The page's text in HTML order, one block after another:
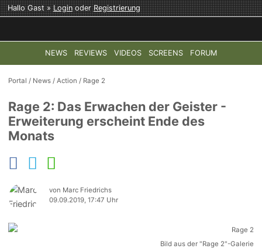
Hallo Gast »LoginoderRegistrierung
NEWS REVIEWS VIDEOS SCREENS FORUM
TOP-THEMEN: COD: MODERN WARFARE 4 HALO:
Portal / News /Action / Rage 2
Rage 2: Das Erwachen der Geister -
Erweiterung erscheint Ende des
Monats
von Marc Friedrichs
09.09.2019, 17:47 Uhr
Bild aus der "Rage 2"-Galerie